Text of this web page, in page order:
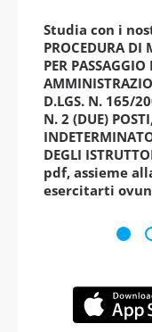
Studia con i
PROCEDURA DI
PER
D.LGS. N. 165/
N. 2 (DUE)
DEGLI
pdf, assieme
esercitarti